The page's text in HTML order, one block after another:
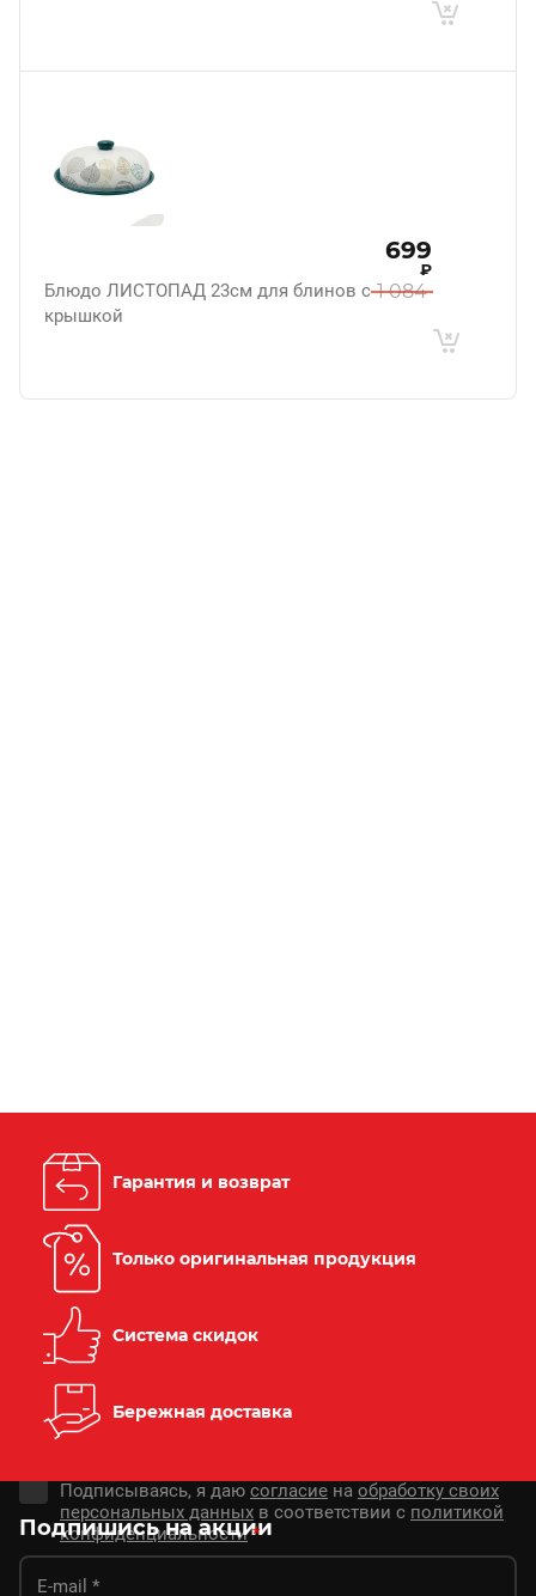
Блюдо ЛИСТОПАД 23см для блинов с
крышкой
1 084
699
₽
Гарантия и возврат
Только оригинальная продукция
Система скидок
Бережная доставка
Подпишись на акции
Подписываясь, я даю согласие на обработку своих
персональных данных в соответствии с политикой
конфиденциальности *